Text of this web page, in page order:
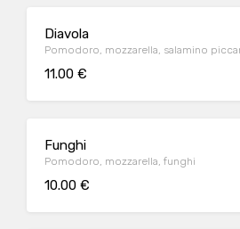
Diavola
Pomodoro, mozzarella, salamino
11.00 €
Funghi
Pomodoro, mozzarella, funghi
10.00 €